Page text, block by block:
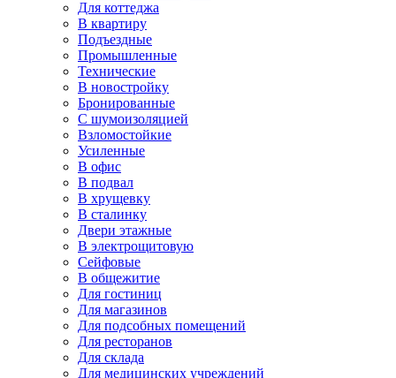
Для коттеджа
В квартиру
Подъездные
Промышленные
Технические
В новостройку
Бронированные
С шумоизоляцией
Взломостойкие
Усиленные
В офис
В подвал
В хрущевку
В сталинку
Двери этажные
В электрощитовую
Сейфовые
В общежитие
Для гостиниц
Для магазинов
Для подсобных помещений
Для ресторанов
Для склада
Для медицинских учреждений